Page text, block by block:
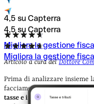
4,5 su Capterra
Migliora la gestione
4,5 su Capterra
Migliora la gestione
Articolo a cura delDottore
Prima di analizzare insieme
facciamo chiarezza su un
tasse e imposte. Questo può